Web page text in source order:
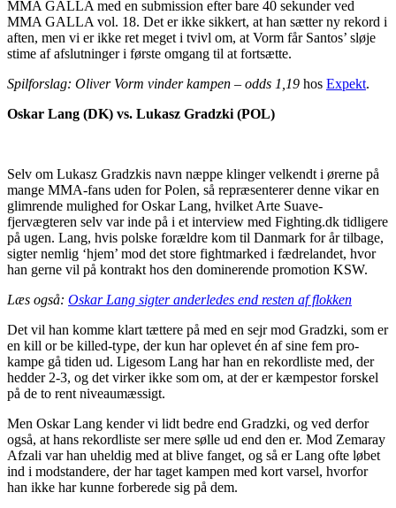
MMA GALLA med en submission efter bare 40 sekunder ved
MMA GALLA vol. 18. Det er ikke sikkert, at han sætter ny rekord i
aften, men vi er ikke ret meget i tvivl om, at Vorm får Santos’ sløje
stime af afslutninger i første omgang til at fortsætte.
Spilforslag: Oliver Vorm vinder kampen – odds 1,19 hos Expekt.
Oskar Lang (DK) vs. Lukasz Gradzki (POL)
Selv om Lukasz Gradzkis navn næppe klinger velkendt i ørerne på
mange MMA-fans uden for Polen, så repræsenterer denne vikar en
glimrende mulighed for Oskar Lang, hvilket Arte Suave-
fjervægteren selv var inde på i et interview med Fighting.dk tidligere
på ugen. Lang, hvis polske forældre kom til Danmark for år tilbage,
sigter nemlig ‘hjem’ mod det store fightmarked i fædrelandet, hvor
han gerne vil på kontrakt hos den dominerende promotion KSW.
Læs også: Oskar Lang sigter anderledes end resten af flokken
Det vil han komme klart tættere på med en sejr mod Gradzki, som er
en kill or be killed-type, der kun har oplevet én af sine fem pro-
kampe gå tiden ud. Ligesom Lang har han en rekordliste med, der
hedder 2-3, og det virker ikke som om, at der er kæmpestor forskel
på de to rent niveaumæssigt.
Men Oskar Lang kender vi lidt bedre end Gradzki, og ved derfor
også, at hans rekordliste ser mere sølle ud end den er. Mod Zemaray
Afzali var han uheldig med at blive fanget, og så er Lang ofte løbet
ind i modstandere, der har taget kampen med kort varsel, hvorfor
han ikke har kunne forberede sig på dem.